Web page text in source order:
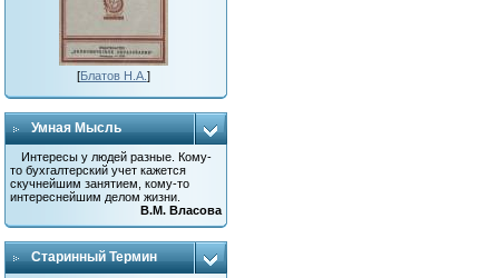
[Блатов Н.А. ]
Умная Мысль
Интересы у людей разные. Кому-
то бухгалтерский учет кажется
скучнейшим занятием, кому-то
интереснейшим делом жизни.
В.М. Власова
Старинный Термин